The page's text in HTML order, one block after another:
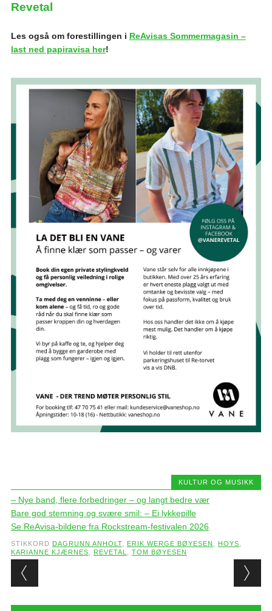
Revetal
Les også om forestillingen i ReAvisas Sommermagasin –
last ned papiravisa her!
KULTUR OG MUSIKK
– Nye band, flere forbedringer – og langt bedre vær
Bare god stemning og svære smil: – Ei lykkepille
Se ReAvisa-bildene fra Rockstream-festivalen 2026
STIKKORD DAGRUNN ANHOLT, ERIK WERGE BØYESEN , HOYS,
KARIANNE KJÆRNES, REVETAL, TOM BØYESEN
Post navigation